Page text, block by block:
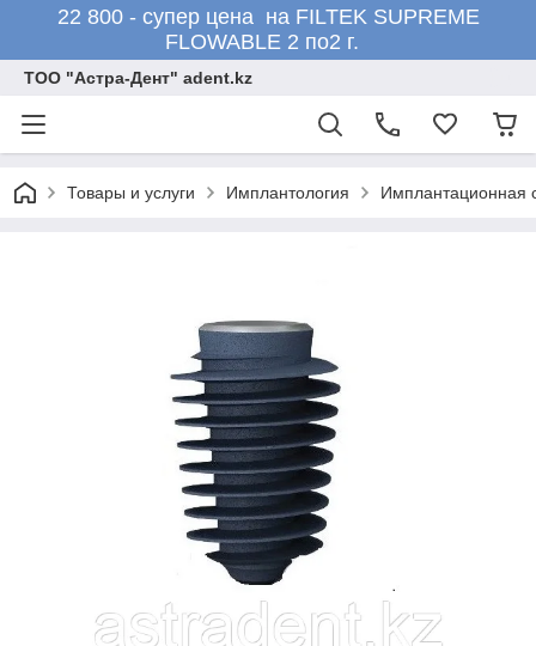
22 800 - супер цена на FILTEK SUPREME
FLOWABLE 2 по2 г.
ТОО "Астра-Дент" adent.kz
Товары и услуги Имплантология Имплантационная